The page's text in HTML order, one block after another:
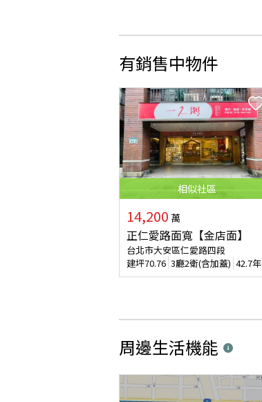
有銷售中物件
相似社區
14,200 萬
正仁愛路面寬【金店面】
台北市大安區仁愛路四段
建坪70.76 3廳2衛(含加蓋) 42.7年
周邊生活機能